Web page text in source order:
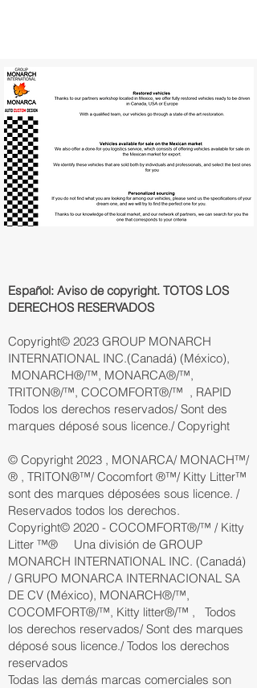
Español: Aviso de copyright. TOTOS LOS
DERECHOS RESERVADOS
Copyright© 2023 GROUP MONARCH
INTERNATIONAL INC.(Canadá) (México),
MONARCH®/™, MONARCA®/™,
TRITON®/™, COCOMFORT®/™ , RAPID
Todos los derechos reservados/ Sont des
marques déposé sous licence./ Copyright
© Copyright 2023 , MONARCA/ MONACH™/
® , TRITON®™/ Cocomfort ®™/ Kitty Litter™
sont des marques déposées sous licence. /
Reservados todos los derechos.
Copyright© 2020 - COCOMFORT®/™ / Kitty
Litter ™® Una división de GROUP
MONARCH INTERNATIONAL INC. (Canadá)
/ GRUPO MONARCA INTERNACIONAL SA
DE CV (México), MONARCH®/™,
COCOMFORT®/™, Kitty litter®/™ , Todos
los derechos reservados/ Sont des marques
déposé sous licence./ Todos los derechos
reservados
Todas las demás marcas comerciales son